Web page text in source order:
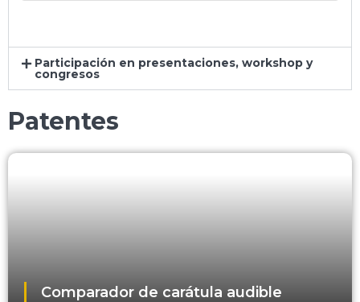
Participación en presentaciones, workshop y
congresos
Patentes
Comparador de carátula audible